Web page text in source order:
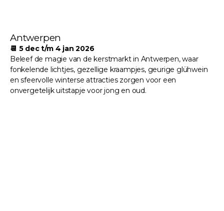
Antwerpen
📆 5 dec t/m 4 jan 2026
Beleef de magie van de kerstmarkt in Antwerpen, waar
fonkelende lichtjes, gezellige kraampjes, geurige glühwein
en sfeervolle winterse attracties zorgen voor een
onvergetelijk uitstapje voor jong en oud.